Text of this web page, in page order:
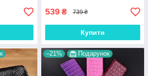
539 ₴ 739 ₴
Купити
–21% Подарунок